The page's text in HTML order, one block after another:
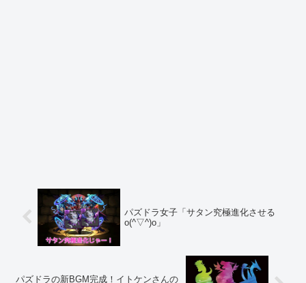
パズドラ女子「サタン究極進化させる
o(^▽^)o」
パズドラの新BGM完成！イトケンさんの